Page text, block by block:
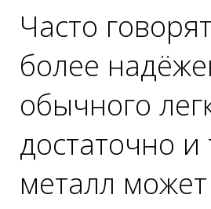
Часто
более
обычного
достаточно
металл